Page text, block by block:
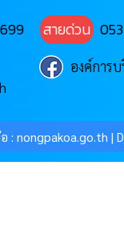
สายด่วน
องค์การ
: nongpakoa.go.th |